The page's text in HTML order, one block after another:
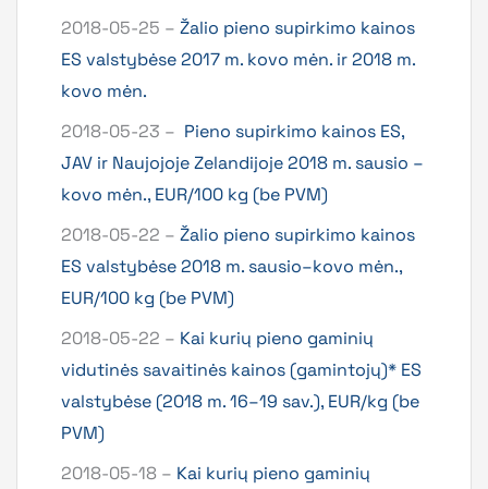
2018-05-25 – Žalio pieno supirkimo kainos
ES valstybėse 2017 m. kovo mėn. ir 2018 m.
kovo mėn.
2018-05-23 – Pieno supirkimo kainos ES,
JAV ir Naujojoje Zelandijoje 2018 m. sausio –
kovo mėn., EUR/100 kg (be PVM)
2018-05-22 – Žalio pieno supirkimo kainos
ES valstybėse 2018 m. sausio–kovo mėn.,
EUR/100 kg (be PVM)
2018-05-22 – Kai kurių pieno gaminių
vidutinės savaitinės kainos (gamintojų)* ES
valstybėse (2018 m. 16–19 sav.), EUR/kg (be
PVM)
2018-05-18 – Kai kurių pieno gaminių